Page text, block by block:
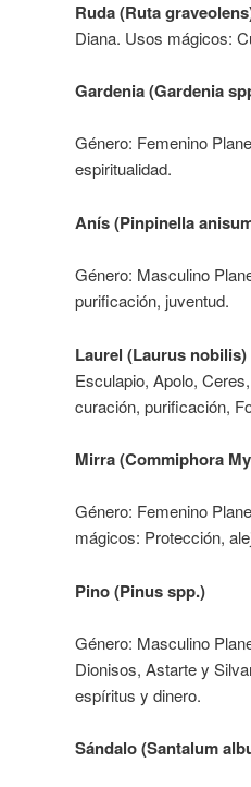
Ruda (Ruta
Diana. Usos mágicos:
Gardenia (Gardenia
Género: Femenino
espiritualidad.
Anís (Pinpinella
Género: Masculino
purificación, juventud.
Laurel (Laurus nobilis)
Esculapio, Apolo,
curación, purificación,
Mirra (Commiphora
Género: Femenino
mágicos: Protección,
Pino (Pinus spp.)
Género: Masculino
Dionisos, Astarte y
espíritus y dinero.
Sándalo (Santalum